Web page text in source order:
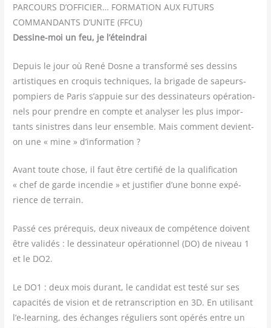
PARCOURS D’OFFICIER… FORMATION AUX FUTURS
COMMANDANTS D’UNITE (FFCU)
Des­sine-moi un feu, je l’éteindrai
Depuis le jour où René Dosne a trans­for­mé ses des­sins
artis­tiques en cro­quis tech­niques, la bri­gade de sapeurs-
pom­piers de Paris s’appuie sur des des­si­na­teurs opé­ra­tion­
nels pour prendre en compte et ana­ly­ser les plus impor­
tants sinistres dans leur ensemble. Mais com­ment devient-
on une « mine » d’information ?
Avant toute chose, il faut être cer­ti­fié de la qua­li­fi­ca­tion
« chef de garde incen­die » et jus­ti­fier d’une bonne expé­
rience de terrain.
Pas­sé ces pré­re­quis, deux niveaux de com­pé­tence doivent
être vali­dés : le des­si­na­teur opé­ra­tion­nel (DO) de niveau 1
et le DO2.
Le DO1 : deux mois durant, le can­di­dat est tes­té sur ses
capa­ci­tés de vision et de retrans­crip­tion en 3D. En uti­li­sant
l’e‑learning, des échanges régu­liers sont opé­rés entre un